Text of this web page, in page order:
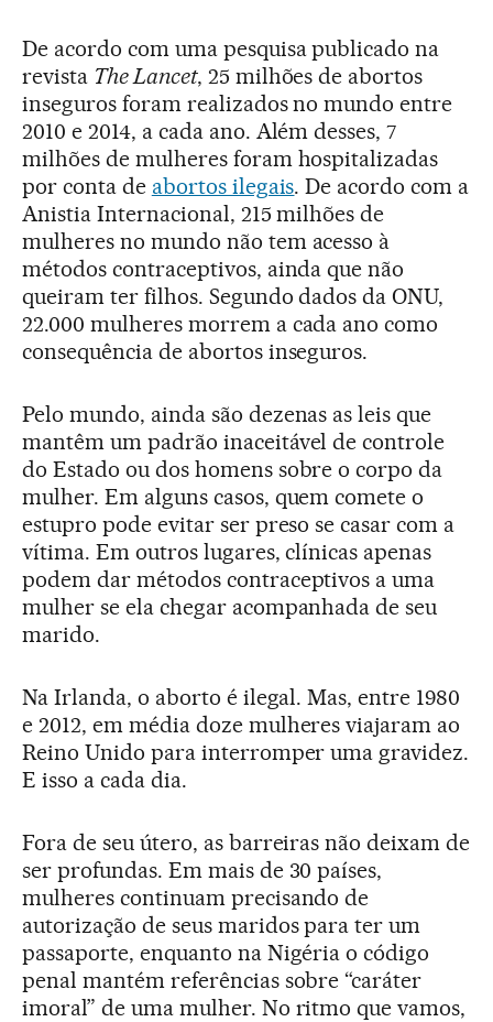
De acordo com uma pesquisa publicado na
revista The Lancet, 25 milhões de abortos
inseguros foram realizados no mundo entre
2010 e 2014, a cada ano. Além desses, 7
milhões de mulheres foram hospitalizadas
por conta de abortos ilegais. De acordo com a
Anistia Internacional, 215 milhões de
mulheres no mundo não tem acesso à
métodos contraceptivos, ainda que não
queiram ter filhos. Segundo dados da ONU,
22.000 mulheres morrem a cada ano como
consequência de abortos inseguros.
Pelo mundo, ainda são dezenas as leis que
mantêm um padrão inaceitável de controle
do Estado ou dos homens sobre o corpo da
mulher. Em alguns casos, quem comete o
estupro pode evitar ser preso se casar com a
vítima. Em outros lugares, clínicas apenas
podem dar métodos contraceptivos a uma
mulher se ela chegar acompanhada de seu
marido.
Na Irlanda, o aborto é ilegal. Mas, entre 1980
e 2012, em média doze mulheres viajaram ao
Reino Unido para interromper uma gravidez.
E isso a cada dia.
Fora de seu útero, as barreiras não deixam de
ser profundas. Em mais de 30 países,
mulheres continuam precisando de
autorização de seus maridos para ter um
passaporte, enquanto na Nigéria o código
penal mantém referências sobre “caráter
imoral” de uma mulher. No ritmo que vamos,